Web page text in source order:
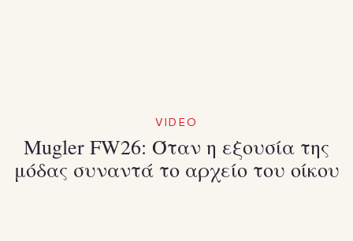
VIDEO
Mugler FW26: Όταν η εξουσία της
μόδας συναντά το αρχείο του οίκου